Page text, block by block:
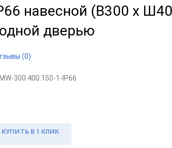
навесной (В300 x
дверью
(0)
300.400.150-1-IP66
КУПИТЬ В 1 КЛИК